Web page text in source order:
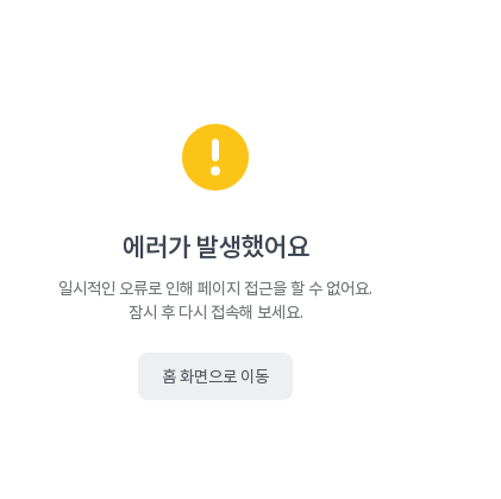
에러가 발생했어요
일시적인 오류로 인해 페이지 접근을 할 수 없어요.
잠시 후 다시 접속해 보세요.
홈 화면으로 이동